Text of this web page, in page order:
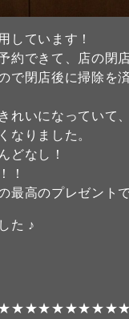
しています！
約できて、店の閉
で閉店後に掃除を
れいになっていて
なりました。
どなし！
！
最高のプレゼント
た ♪